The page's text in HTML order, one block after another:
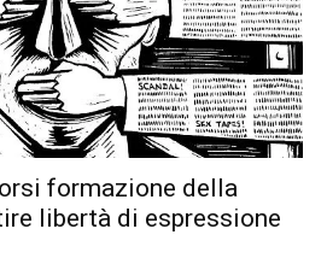
formazione della
libertà di espressione